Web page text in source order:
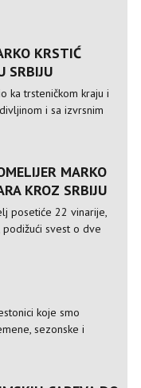
KRSTIĆ
SRBIJU
ka trsteničkom kraju i
i sa izvrsnim
MARKO
KROZ SRBIJU
posetiće 22 vinarije,
svest o dve
koje smo
sezonske i